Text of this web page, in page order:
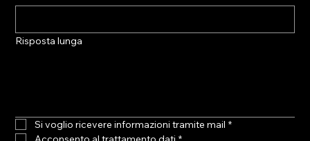
Risposta lunga
Si voglio ricevere informazioni tramite mail *